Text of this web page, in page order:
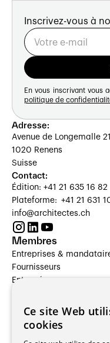
Inscrivez-vous à
En vous inscrivant vous
politique de
Adresse:
Avenue de Longemalle 21
1020 Renens
Suisse
Contact:
Édition: +41 21 635 16 82
Plateforme: +41 21 631
info@architectes.ch
Membres
Entreprises &
Fournisseurs
Entreprises
Architectes paysagistes
Architectes d'intérieur
Ce site Web
cookies